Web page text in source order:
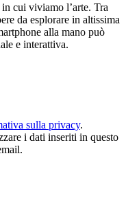
cui viviamo l’arte. Tra
da esplorare in altissima
alla mano può
e interattiva.
sulla privacy.
i dati inseriti in questo